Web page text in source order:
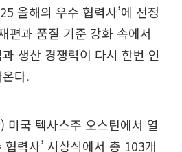
올해의 우수 협력사’에 선정
편과 품질 기준 강화 속에서
생산 경쟁력이 다시 한번 인
다.
미국 텍사스주 오스틴에서 열
력사’ 시상식에서 총 103개